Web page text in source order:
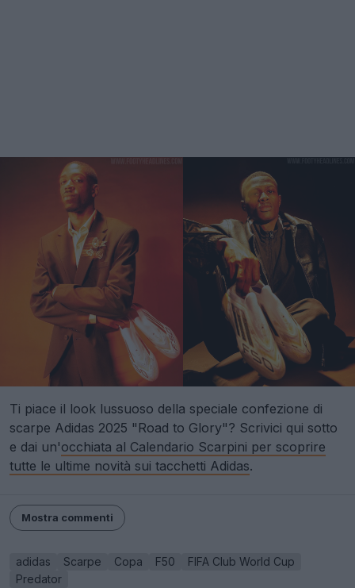
Ti piace il look lussuoso della speciale confezione di
scarpe Adidas 2025 "Road to Glory"? Scrivici qui sotto
e dai un'occhiata al Calendario Scarpini per scoprire
tutte le ultime novità sui tacchetti Adidas.
Mostra commenti
adidas Scarpe Copa F50
FIFA Club World Cup
Predator